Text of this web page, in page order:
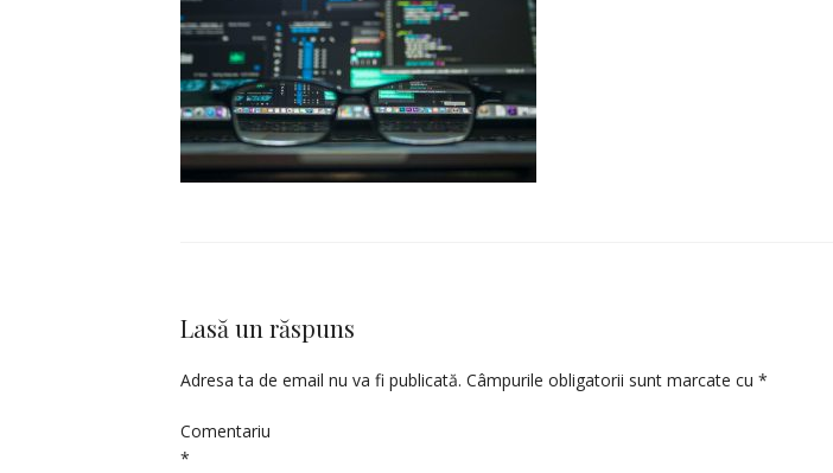
Lasă un răspuns
Adresa ta de email nu va fi publicată. Câmpurile obligatorii sunt marcate cu *
Comentariu
*